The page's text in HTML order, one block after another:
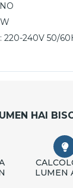
NO
220-240V 50/
HAI
LUMEN